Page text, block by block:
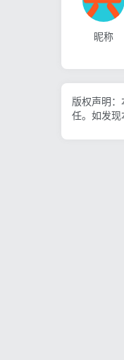
昵称
版权声明
任。如发现